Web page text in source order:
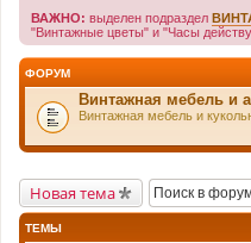
ВАЖНО: выделен подраздел
"Винтажные цветы" и "Часы
ФОРУМ
Винтажная мебель и
Винтажная мебель и
Новая тема
ТЕМЫ